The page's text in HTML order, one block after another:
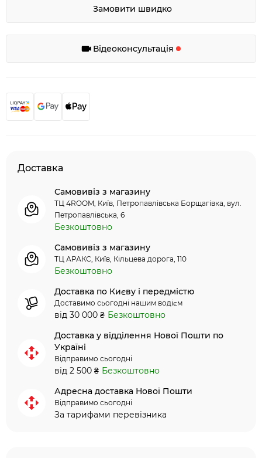
Замовити швидко
Відеоконсультація
Доставка
Самовивіз з магазину
ТЦ 4ROOM, Київ, Петропавлівська Борщагівка, вул.
Петропавлівська, 6
Безкоштовно
Самовивіз з магазину
ТЦ АРАКС, Київ, Кільцева дорога, 110
Безкоштовно
Доставка по Києву і передмістю
Доставимо сьогодні нашим водієм
від 30 000 ₴ Безкоштовно
Доставка у відділення Нової Пошти по
Україні
Відправимо сьогодні
від 2 500 ₴ Безкоштовно
Адресна доставка Нової Пошти
Відправимо сьогодні
За тарифами перевізника